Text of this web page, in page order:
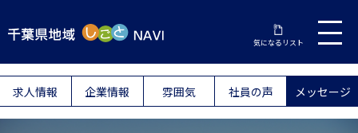
気になるリスト
求人情報 企業情報 雰囲気 社員の声 メッセージ